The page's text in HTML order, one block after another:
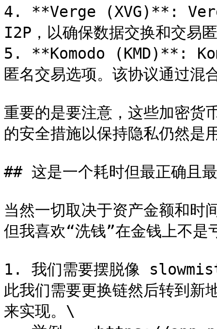
4. **Verge (XVG)**:
I2P，以确保数据交换和交易
5. **Komodo (KMD)**:
匿名交易选项。该协议通过混
重要的是要注意，这些加密货
的安全措施以保持隐私仍然是
## 这是一个耗时但最正确且
当然一切取决于资产金额和时
但我喜欢“洗钱”在金钱上不是
1. 我们需要摆脱像
此我们需要更换链然后转到新
来实现。\